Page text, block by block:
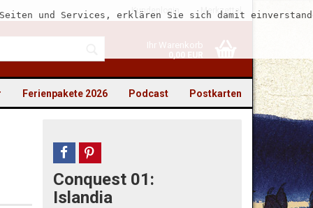
Kundenlogin Merkzettel
Ihr Warenkorb
0,00 EUR
und Services, erklären Sie sich damit
Postkarten
Podcast
Ferienpakete 2026
teilen pin it
Conquest 01:
Islandia